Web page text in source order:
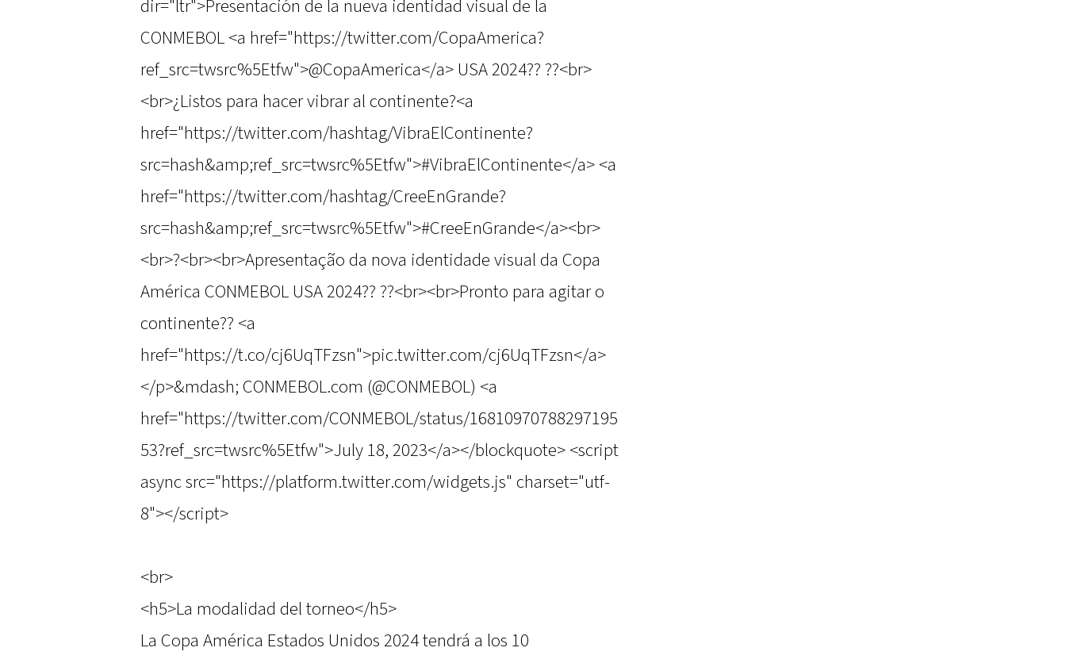
dir="ltr">Presentación de la nueva identidad visual de la
CONMEBOL <a href="https://twitter.com/CopaAmerica?
ref_src=twsrc%5Etfw">@CopaAmerica</a> USA 2024?? ??<br>
<br>¿Listos para hacer vibrar al continente?<a
href="https://twitter.com/hashtag/VibraElContinente?
src=hash&amp;ref_src=twsrc%5Etfw">#VibraElContinente</a> <a
href="https://twitter.com/hashtag/CreeEnGrande?
src=hash&amp;ref_src=twsrc%5Etfw">#CreeEnGrande</a><br>
<br>?<br><br>Apresentação da nova identidade visual da Copa
América CONMEBOL USA 2024?? ??<br><br>Pronto para agitar o
continente?? <a
href="https://t.co/cj6UqTFzsn">pic.twitter.com/cj6UqTFzsn</a>
</p>&mdash; CONMEBOL.com (@CONMEBOL) <a
href="https://twitter.com/CONMEBOL/status/16810970788297195
53?ref_src=twsrc%5Etfw">July 18, 2023</a></blockquote> <script
async src="https://platform.twitter.com/widgets.js" charset="utf-
8"></script>
<br>
<h5>La modalidad del torneo</h5>
La Copa América Estados Unidos 2024 tendrá a los 10